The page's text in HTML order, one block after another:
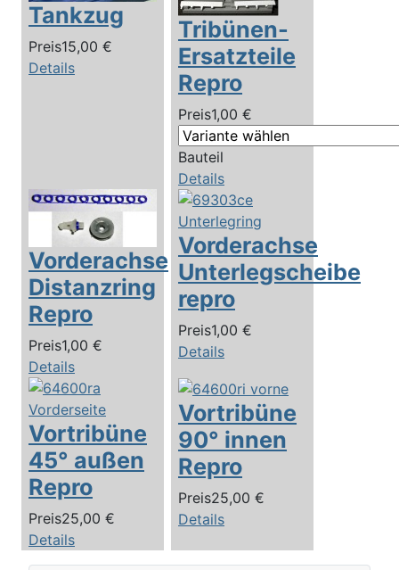
Tankzug
Preis15,00 €
Details
Tribünen-
Ersatzteile
Repro
Preis1,00 €
Bauteil
Details
Vorderachse
Distanzring
Repro
Preis1,00 €
Details
Vorderachse
Unterlegscheibe
repro
Preis1,00 €
Details
Vortribüne
45° außen
Repro
Preis25,00 €
Details
Vortribüne
90° innen
Repro
Preis25,00 €
Details